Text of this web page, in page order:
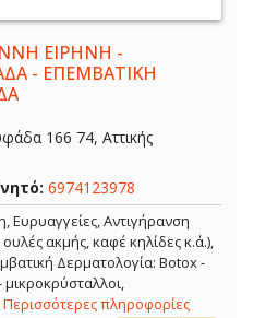
ΕΙΡΗΝΗ -
- ΕΠΕΜΒΑΤΙΚΗ
166 74, Αττικής
6974123978
Ευρυαγγείες, Αντιγήρανση
ακμής, καφέ κηλίδες κ.ά.),
Δερματολογία: Botox -
Περισσότερες πληροφορίες